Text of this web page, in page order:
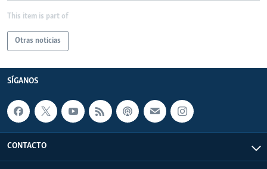
This item is part of
Otras noticias
SÍGANOS
CONTACTO